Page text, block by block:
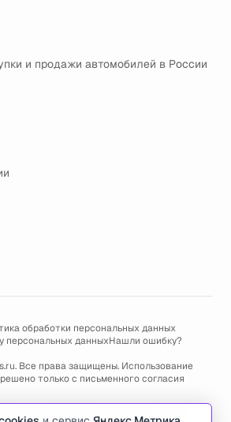
и продажи автомобилей в России
обработки персональных данных
персональных данныхНашли ошибку?
Все права защищены. Использование
только с письменного согласия
с использованием cookies и